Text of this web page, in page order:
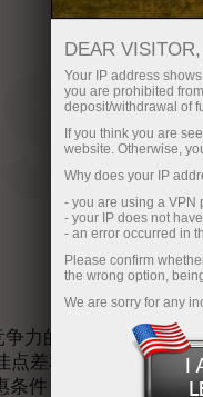
力的机会：最
点差和手续费，
条件
DEAR VISITOR,
Your IP address
you are prohibited
deposit/withdrawal of
If you think you are
website. Otherwise,
Why does your IP
- you are using a VPN
- your IP does not
- an error occurred in
Please confirm
the wrong option,
We are sorry for any